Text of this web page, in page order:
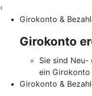
‹
Girokonto &
Girokonto
Sie sind
ein Girokonto
Girokonto &